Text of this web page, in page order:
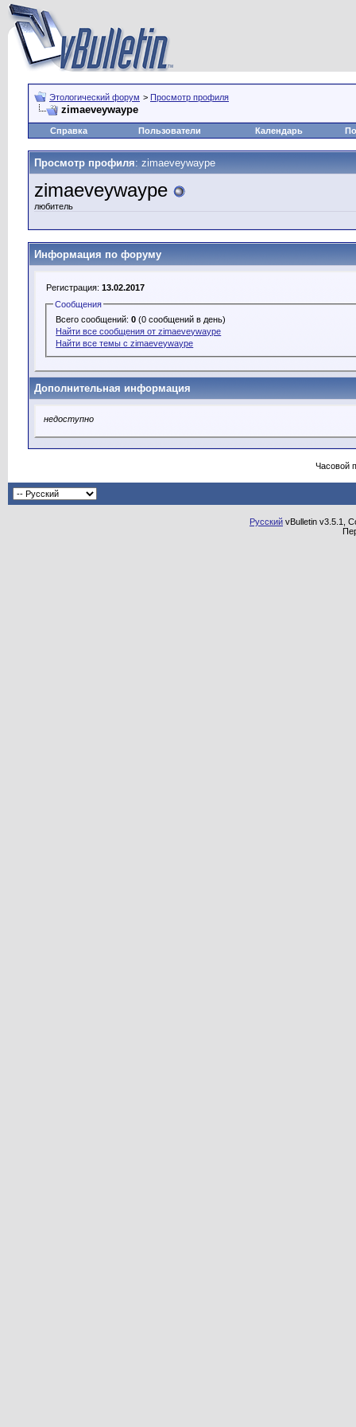
Этологический форум > Просмотр профиля
zimaeveywaype
Справка Пользователи Календарь
Просмотр профиля: zimaeveywaype
zimaeveywaype
любитель
Информация по форуму
Регистрация: 13.02.2017
Сообщения
Всего сообщений:0 (0 сообщений в день)
Найти все сообщения от zimaeveywaype
Найти все темы с zimaeveywaype
Дополнительная информация
недоступно
Часовой
Русский vBulletin v3.5.1,